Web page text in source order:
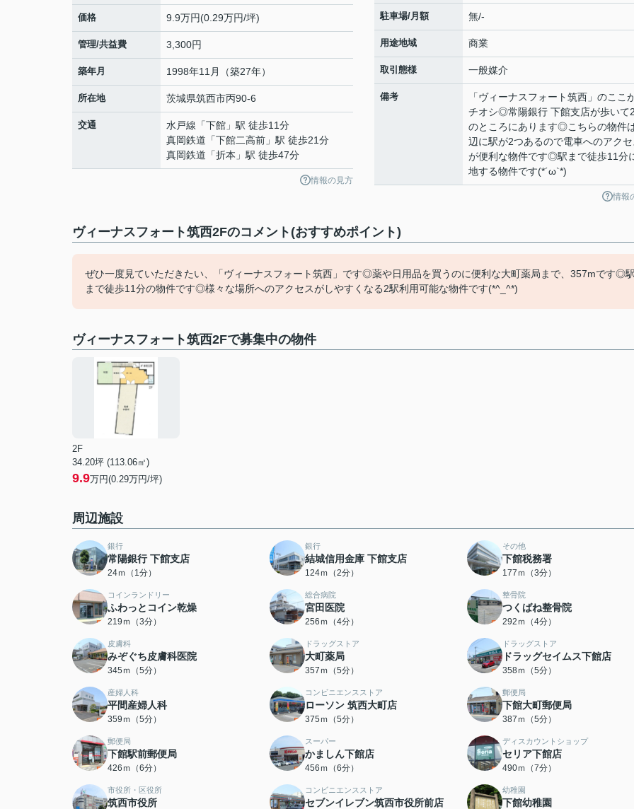
価格 9.9万円(0.29万円/坪)
管理/共益費 3,300円
築年月 1998年11月（築27年）
所在地 茨城県筑西市丙90-6
交通 水戸線 「下館 」駅 徒歩11分
真岡鉄道 「下館二高前 」駅 徒歩21分
真岡鉄道 「折本 」駅 徒歩47分
情報の見方
駐車場/月額 無/-
用途地域 商業
取引態様 一般媒介
備考
「ヴィーナスフォート筑西」のここ
チオシ◎常陽銀行 下館支店が歩いて
のところにあります◎こちらの物件
辺に駅が2つあるので電車へのアク
が便利な物件です◎駅まで徒歩11分
地する物件です(*´ω`*)
情報
ヴィーナスフォート筑西2Fのコメント(おすすめポイント)
ぜひ一度見ていただきたい、「ヴィーナスフォート筑西」です◎薬や日用品を買うのに便利な大町薬局まで、357mです◎
まで徒歩11分の物件です◎様々な場所へのアクセスがしやすくなる2駅利用可能な物件です(*^_^*)
ヴィーナスフォート筑西2Fで募集中の物件
2F
34.20坪 (113.06㎡)
9.9万円(0.29万円/坪)
周辺施設
銀行
常陽銀行 下館支店
24ｍ（1分）
銀行
結城信用金庫 下館支店
124ｍ（2分）
その他
下館税務署
177ｍ（3分）
コインランドリー
ふわっとコイン乾燥
219ｍ（3分）
総合病院
宮田医院
256ｍ（4分）
整骨院
つくばね整骨院
292ｍ（4分）
皮膚科
みぞぐち皮膚科医院
345ｍ（5分）
ドラッグストア
大町薬局
357ｍ（5分）
ドラッグストア
ドラッグセイムス下館店
358ｍ（5分）
産婦人科
平間産婦人科
359ｍ（5分）
コンビニエンスストア
ローソン 筑西大町店
375ｍ（5分）
郵便局
下館大町郵便局
387ｍ（5分）
郵便局
下館駅前郵便局
426ｍ（6分）
スーパー
かましん下館店
456ｍ（6分）
ディスカウントショップ
セリア下館店
490ｍ（7分）
市役所・区役所
筑西市役所
コンビニエンスストア
セブンイレブン筑西市役所前店
幼稚園
下館幼稚園